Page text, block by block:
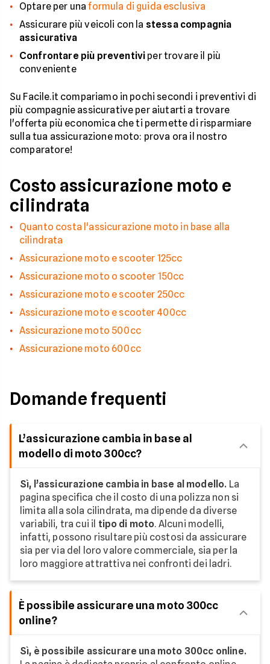
Optare per unaformula di guida esclusiva
Assicurare più veicoli con la stessa compagnia
assicurativa
Confrontare più preventivi per trovare il più
conveniente
Su Facile.it compariamo in pochi secondi i preventivi di
più compagnie assicurative per aiutarti a trovare
l'offerta più economica che ti permette di risparmiare
sulla tua assicurazione moto: prova ora il nostro
comparatore!
Costo assicurazione moto e
cilindrata
Quanto costa l'assicurazione moto in base alla
cilindrata
Assicurazione moto e scooter 125cc
Assicurazione moto o scooter 150cc
Assicurazione moto e scooter 250cc
Assicurazione moto e scooter 400cc
Assicurazione moto 500cc
Assicurazione moto 600cc
Domande frequenti
L’assicurazione cambia in base al
modello di moto 300cc?
Sì, l’assicurazione cambia in base al modello. La
pagina specifica che il costo di una polizza non si
limita alla sola cilindrata, ma dipende da diverse
variabili, tra cui il tipo di moto. Alcuni modelli,
infatti, possono risultare più costosi da assicurare
sia per via del loro valore commerciale, sia per la
loro maggiore attrattiva nei confronti dei ladri.
È possibile assicurare una moto 300cc
online?
Sì, è possibile assicurare una moto 300cc online.